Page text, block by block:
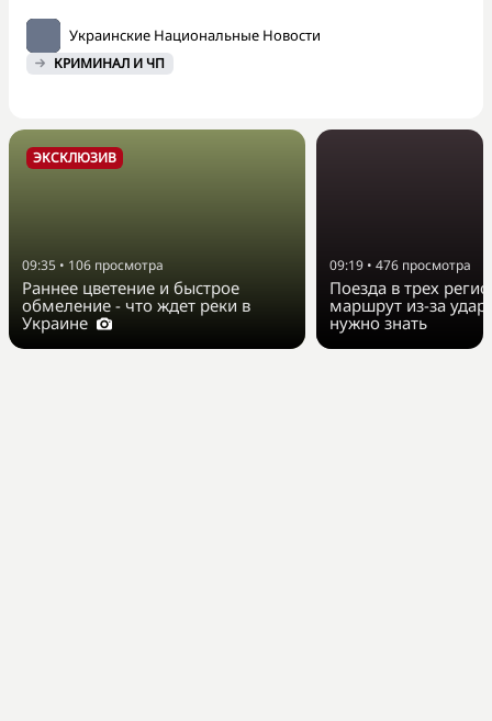
Украинские Национальные Новости
КРИМИНАЛ И ЧП
ЭКСКЛЮЗИВ
09:35 • 106 просмотра
Раннее цветение и быстрое
обмеление - что ждет реки в
Украине
09:19 • 476 просмотра
Поезда в трех
маршрут из-за
нужно знать